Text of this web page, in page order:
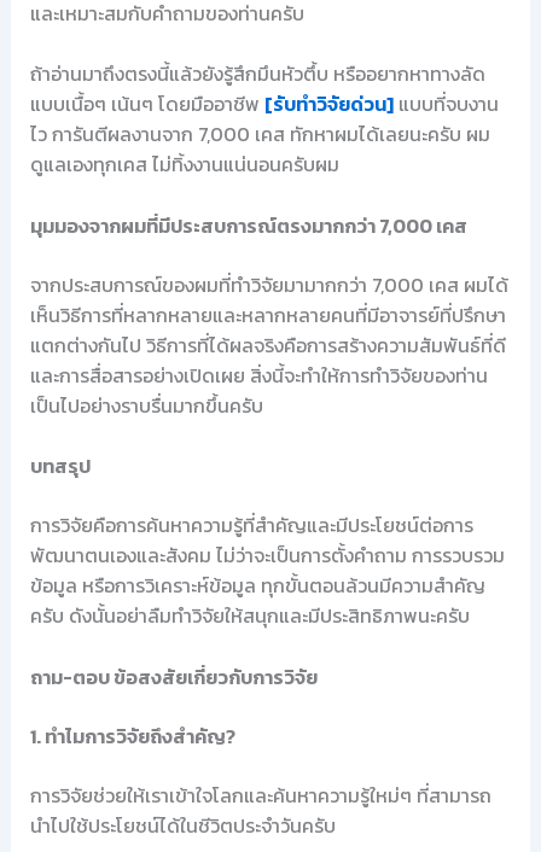
และเหมาะสมกับคำถามของท่านครับ
ถ้าอ่านมาถึงตรงนี้แล้วยังรู้สึกมึนหัวตึ้บ หรืออยากหาทางลัด
แบบเนื้อๆ เน้นๆ โดยมืออาชีพ [รับทำวิจัยด่วน]แบบที่จบงาน
ไว การันตีผลงานจาก 7,000 เคส ทักหาผมได้เลยนะครับ ผม
ดูแลเองทุกเคส ไม่ทิ้งงานแน่นอนครับผม
มุมมองจากผมที่มีประสบการณ์ตรงมากกว่า 7,000 เคส
จากประสบการณ์ของผมที่ทำวิจัยมามากกว่า 7,000 เคส ผมได้
เห็นวิธีการที่หลากหลายและหลากหลายคนที่มีอาจารย์ที่ปรึกษา
แตกต่างกันไป วิธีการที่ได้ผลจริงคือการสร้างความสัมพันธ์ที่ดี
และการสื่อสารอย่างเปิดเผย สิ่งนี้จะทำให้การทำวิจัยของท่าน
เป็นไปอย่างราบรื่นมากขึ้นครับ
บทสรุป
การวิจัยคือการค้นหาความรู้ที่สำคัญและมีประโยชน์ต่อการ
พัฒนาตนเองและสังคม ไม่ว่าจะเป็นการตั้งคำถาม การรวบรวม
ข้อมูล หรือการวิเคราะห์ข้อมูล ทุกขั้นตอนล้วนมีความสำคัญ
ครับ ดังนั้นอย่าลืมทำวิจัยให้สนุกและมีประสิทธิภาพนะครับ
ถาม-ตอบ ข้อสงสัยเกี่ยวกับการวิจัย
1. ทำไมการวิจัยถึงสำคัญ?
การวิจัยช่วยให้เราเข้าใจโลกและค้นหาความรู้ใหม่ๆ ที่สามารถ
นำไปใช้ประโยชน์ได้ในชีวิตประจำวันครับ